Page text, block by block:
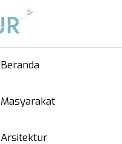
Beranda
Masyarakat
Arsitektur